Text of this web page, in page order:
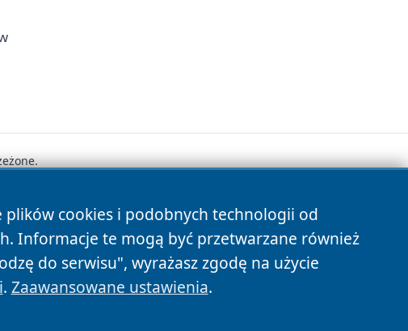
plików cookies i podobnych technologii od
Informacje te mogą być przetwarzane również
do serwisu", wyrażasz zgodę na użycie
. Zaawansowane ustawienia.